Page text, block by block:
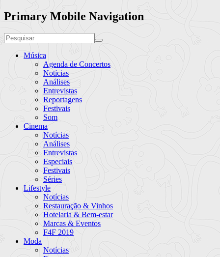
Primary Mobile Navigation
Música
Agenda de Concertos
Notícias
Análises
Entrevistas
Reportagens
Festivais
Som
Cinema
Notícias
Análises
Entrevistas
Especiais
Festivais
Séries
Lifestyle
Notícias
Restauração & Vinhos
Hotelaria & Bem-estar
Marcas & Eventos
F4F 2019
Moda
Notícias